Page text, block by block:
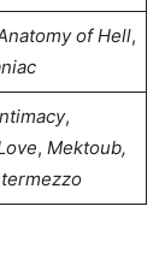
of Hell,
,
, Mektoub,